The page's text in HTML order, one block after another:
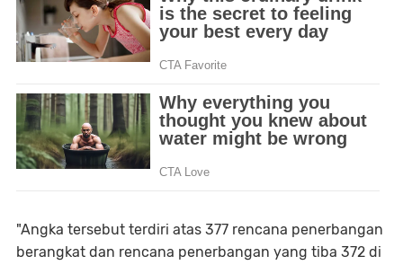
"Angka tersebut terdiri atas 377 rencana penerbangan
berangkat dan rencana penerbangan yang tiba 372 di